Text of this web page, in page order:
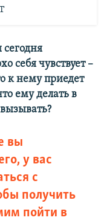
себя чувствует –
к нему приедет
ему делать в
вы
у вас
с
получить
пойти в